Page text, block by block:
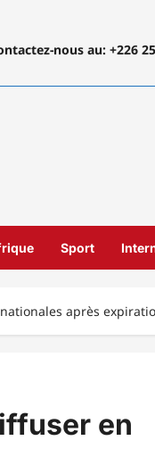
nous au: +226
Sport
après
en